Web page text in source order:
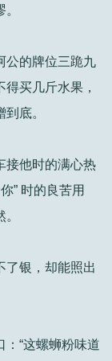
公的牌位三跪九
买几斤水果，
底。
接他时的满心热
” 时的良苦用
了银，却能照出
“这螺蛳粉味道